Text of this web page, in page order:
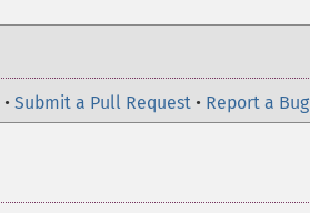
• Submit a Pull Request • Report a Bug